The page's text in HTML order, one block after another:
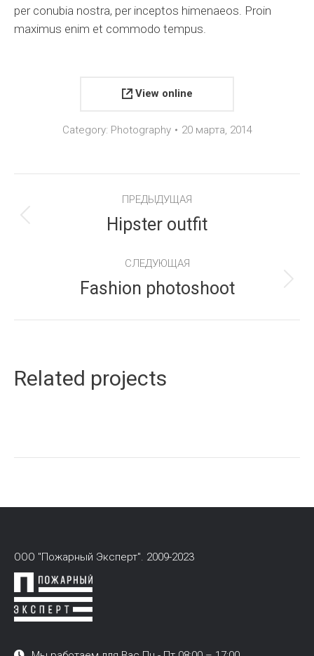
per conubia nostra, per inceptos himenaeos. Proin
maximus enim et commodo tempus.
View online
Category: Photography 20 марта, 2014
navigation
ПРЕДЫДУЩАЯ
Previous
Hipster outfit
СЛЕДУЮЩАЯ
Next
Fashion photoshoot
Related projects
ООО "Пожарный Эксперт". 2009-2023